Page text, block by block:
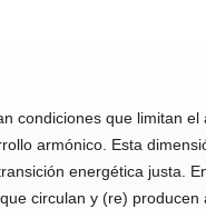
condiciones que limitan el
armóni­co. Esta
energética justa.
circulan y (re) producen